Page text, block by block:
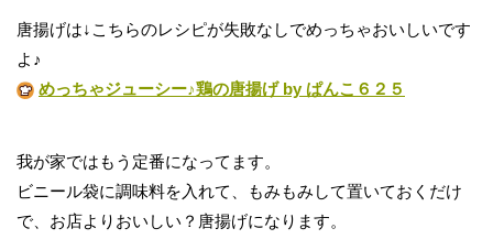
唐揚げは↓こちらのレシピが失敗なしでめっちゃおいしいです
よ♪
めっちゃジューシー♪鶏の唐揚げ by ぱんこ６２５
我が家ではもう定番になってます。
ビニール袋に調味料を入れて、もみもみして置いておくだけ
で、お店よりおいしい？唐揚げになります。